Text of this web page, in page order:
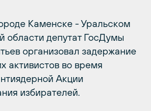
Каменске - Уральском
области депутат ГосДумы
организовал задержание
активистов во время
Акции
избирателей.